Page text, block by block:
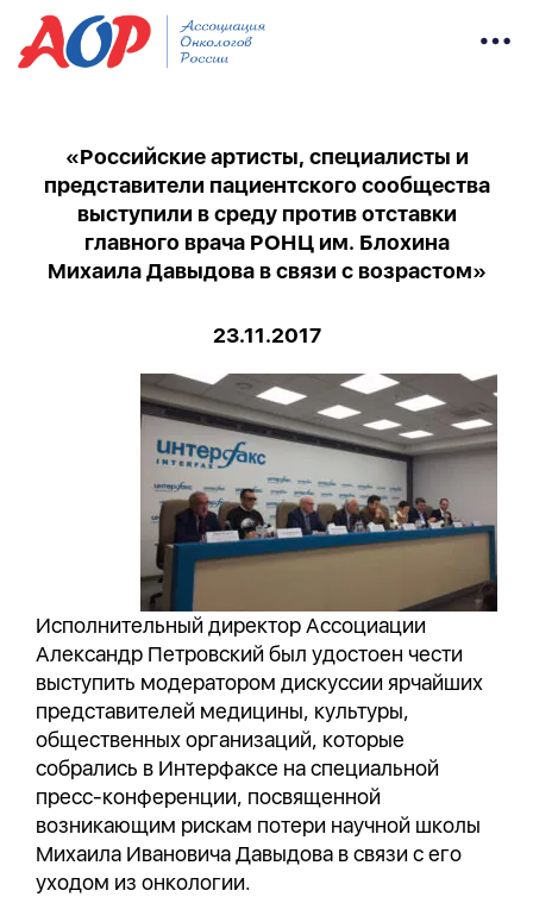
«Российские артисты, специалисты и
представители пациентского сообщества
выступили в среду против отставки
главного врача РОНЦ им. Блохина
Михаила Давыдова в связи с возрастом»
23.11.2017
Исполнительный директор Ассоциации
Александр Петровский был удостоен чести
выступить модератором дискуссии ярчайших
представителей медицины, культуры,
общественных организаций, которые
собрались в Интерфаксе на специальной
пресс-конференции, посвященной
возникающим рискам потери научной школы
Михаила Ивановича Давыдова в связи с его
уходом из онкологии.